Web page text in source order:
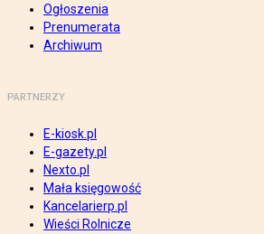
Ogłoszenia
Prenumerata
Archiwum
PARTNERZY
E-kiosk.pl
E-gazety.pl
Nexto.pl
Mała księgowość
Kancelarierp.pl
Wieści Rolnicze